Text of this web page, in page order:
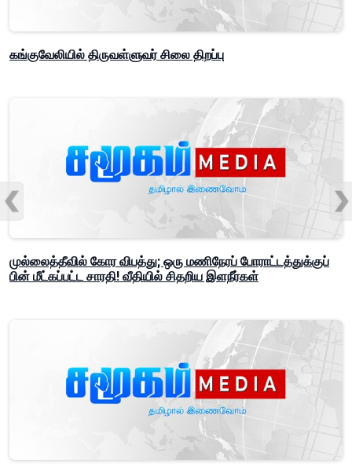
கங்குவேலியில் திருவள்ளுவர் சிலை திறப்பு
முல்லைத்தீவில் கோர விபத்து; ஒரு மணிநேரப் போராட்டத்துக்குப்
பின் மீட்கப்பட்ட சாரதி! வீதியில் சிதறிய இளநீர்கள்